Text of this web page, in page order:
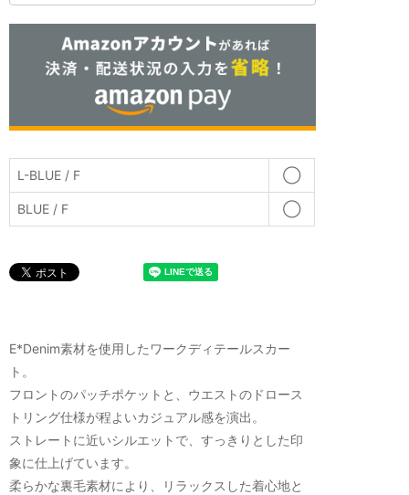
L-BLUE / F ◯
BLUE / F ◯
E*Denim素材を使用したワークディテールスカー
ト。
フロントのパッチポケットと、ウエストのドロース
トリング仕様が程よいカジュアル感を演出。
ストレートに近いシルエットで、すっきりとした印
象に仕上げています。
柔らかな裏毛素材により、リラックスした着心地と